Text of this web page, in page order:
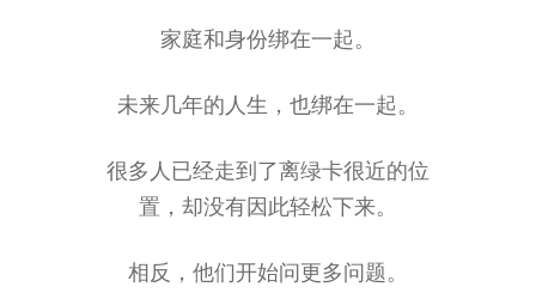
家庭和身份绑在一起。
未来几年的人生，也绑在一起。
很多人已经走到了离绿卡很近的位
置，却没有因此轻松下来。
相反，他们开始问更多问题。